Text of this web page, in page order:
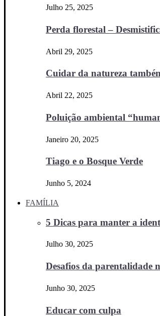
Julho 25, 2025
Perda florestal –
Abril 29, 2025
Cuidar da natureza
Abril 22, 2025
Poluição ambiental
Janeiro 20, 2025
Tiago e o Bosque Verde
Junho 5, 2024
FAMÍLIA
5 Dicas para manter a
Julho 30, 2025
Desafios da parentalidade
Junho 30, 2025
Educar com culpa